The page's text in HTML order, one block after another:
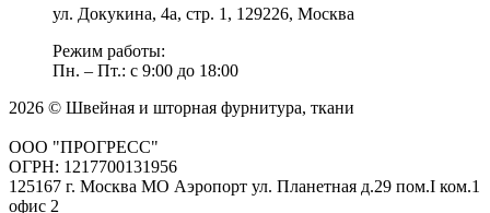
ул. Докукина, 4а, стр. 1, 129226, Москва
Режим работы:
Пн. – Пт.: с 9:00 до 18:00
2026 © Швейная и шторная фурнитура, ткани
ООО "ПРОГРЕСС"
ОГРН: 1217700131956
125167 г. Москва МО Аэропорт ул. Планетная д.29 пом.I ком.1
офис 2